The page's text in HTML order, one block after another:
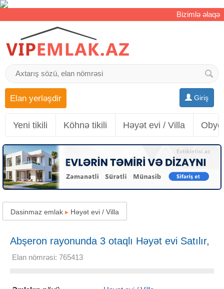
Bizimlə əlaqə
Giriş
Elan yerləşdir
Yeni tikili Köhnə tikili Həyət evi / Villa
Dasinmaz emlak ▸ Həyət evi / Villa
Abşeron rayonunda 3 otaqlı Həyət evi Satılır,
80 m²
Elan nömrəsi: 765413